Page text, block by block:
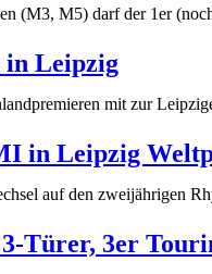
(M3, M5) darf der 1er
in Leipzig
mit zur
in Leipzig
auf den zweijährigen
Türer, 3er